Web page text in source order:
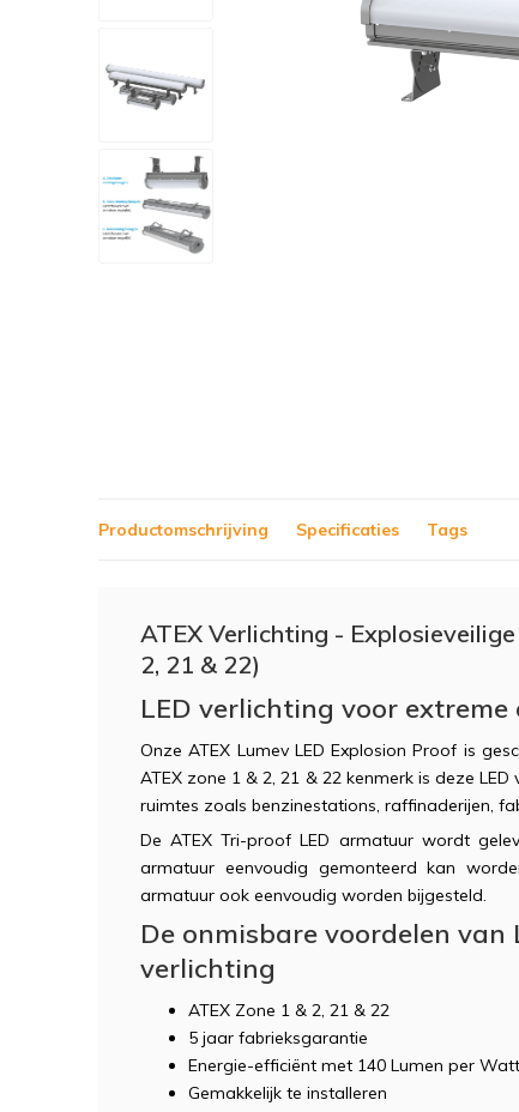
Productomschrijving Specificaties Tags
ATEX Verlichting -
2, 21 & 22)
LED verlichting voor
Onze ATEX Lumev LED Explosion Proof is
ATEX zone 1 & 2, 21 & 22 kenmerk is deze
ruimtes zoals benzinestations, raffinaderijen,
De ATEX Tri-proof LED armatuur wordt
armatuur eenvoudig gemonteerd kan
armatuur ook eenvoudig worden bijgesteld.
De onmisbare voordelen van
verlichting
ATEX Zone 1 & 2, 21 & 22
5 jaar fabrieksgarantie
Energie-efficiënt met 140 Lumen per Watt
Gemakkelijk te installeren